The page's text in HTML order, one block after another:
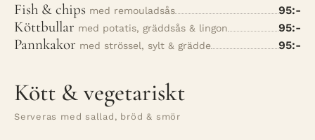
Fish & chips med remouladsås 95:-
Köttbullar med potatis, gräddsås & lingon 95:-
Pannkakor med strössel, sylt & grädde 95:-
Kött & vegetariskt
Serveras med sallad, bröd & smör